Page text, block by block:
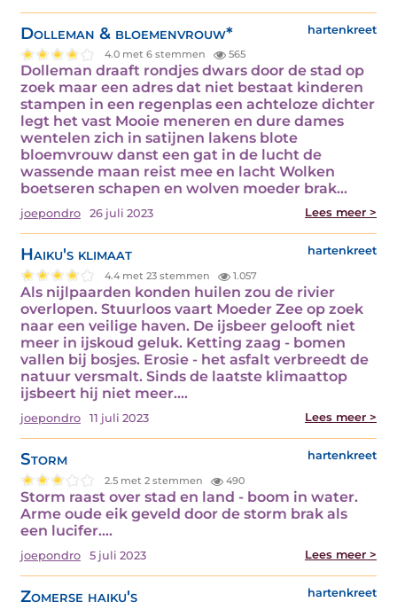
Dolleman & bloemenvrouw* hartenkreet
4.0 met 6 stemmen 565
Dolleman draaft rondjes dwars door de stad op
zoek maar een adres dat niet bestaat kinderen
stampen in een regenplas een achteloze dichter
legt het vast Mooie meneren en dure dames
wentelen zich in satijnen lakens blote
bloemvrouw danst een gat in de lucht de
wassende maan reist mee en lacht Wolken
boetseren schapen en wolven moeder brak…
joepondro 26 juli 2023 Lees meer >
Haiku's klimaat hartenkreet
4.4 met 23 stemmen 1.057
Als nijlpaarden konden huilen zou de rivier
overlopen. Stuurloos vaart Moeder Zee op zoek
naar een veilige haven. De ijsbeer gelooft niet
meer in ijskoud geluk. Ketting zaag - bomen
vallen bij bosjes. Erosie - het asfalt verbreedt de
natuur versmalt. Sinds de laatste klimaattop
ijsbeert hij niet meer.…
joepondro 11 juli 2023 Lees meer >
Storm hartenkreet
2.5 met 2 stemmen 490
Storm raast over stad en land - boom in water.
Arme oude eik geveld door de storm brak als
een lucifer.…
joepondro 5 juli 2023 Lees meer >
Zomerse haiku's hartenkreet